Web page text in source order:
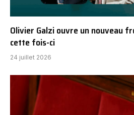
Olivier Galzi ouvre un nouveau
cette fois-ci
24 juillet 2026